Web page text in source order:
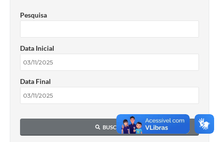
Pesquisa
Data Inicial
Data Final
BUSCAR